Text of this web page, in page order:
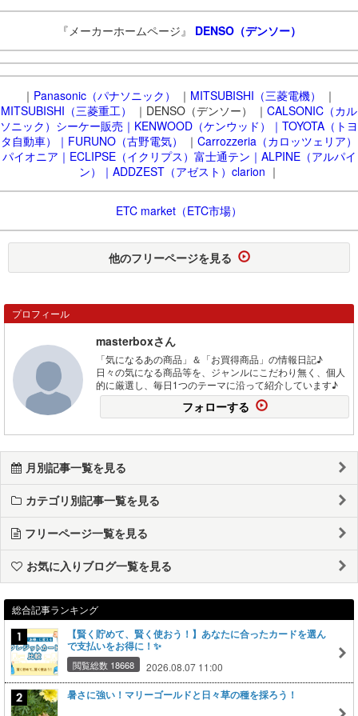
『メーカーホームページ』 DENSO（デンソー）
｜ Panasonic（パナソニック） ｜ MITSUBISHI（三菱電機）
｜
MITSUBISHI（三菱重工）
｜DENSO（デンソー） ｜ CALSONIC（カル
ソニック）シーケー販売｜KENWOOD（ケンウッド）｜TOYOTA（トヨ
タ自動車）｜FURUNO（古野電気）
｜ Carrozzeria（カロッツェリア）
パイオニア｜ECLIPSE（イクリプス）富士通テン｜ALPINE（アルパイ
ン）｜ADDZEST（アゼスト）clarion ｜
ETC market（ETC市場）
他のフリーページを見る
プロフィール
masterboxさん
「気になるあの商品」＆「お買得商品」の情報日記♪
日々の気になる商品等を、ジャンルにこだわり無く、個人
的に厳選し、毎日1つのテーマに沿って紹介しています♪
フォローする
月別記事一覧を見る
カテゴリ別記事一覧を見る
フリーページ一覧を見る
お気に入りブログ一覧を見る
総合記事ランキング
【賢く貯めて、賢く使おう！】あなたに合ったカードを選ん
で支払いをお得に！✨
閲覧総数 18668 2026.08.07 11:00
暑さに強い！マリーゴールドと日々草の種を採ろう！